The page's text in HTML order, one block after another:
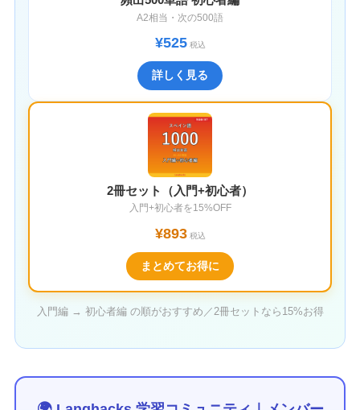
A2相当・次の500語
¥525税込
詳しく見る
2冊セット（入門+初心者）
入門+初心者を15%OFF
¥893税込
まとめてお得に
入門編 → 初心者編 の順がおすすめ／2冊セットなら15%お得